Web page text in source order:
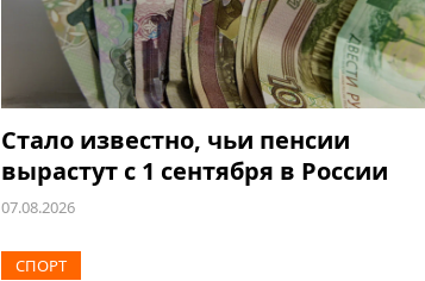
Стало известно, чьи пенсии
вырастут с 1 сентября в России
07.08.2026
СПОРТ